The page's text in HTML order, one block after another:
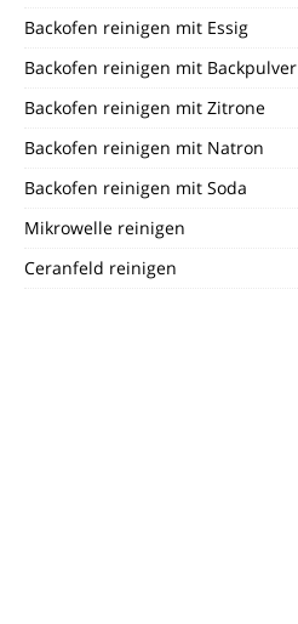
Backofen reinigen mit Essig
Backofen reinigen mit Backpulver
Backofen reinigen mit Zitrone
Backofen reinigen mit Natron
Backofen reinigen mit Soda
Mikrowelle reinigen
Ceranfeld reinigen